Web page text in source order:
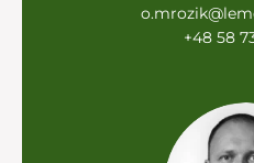
+48 58